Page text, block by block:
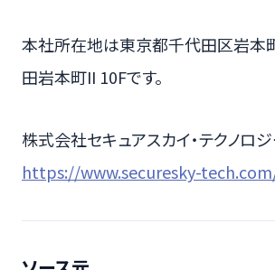
本社所在地は東京都千代田区岩本
田岩本町II 10Fです。
株式会社セキュアスカイ・テクノロジ
https://www.securesky-